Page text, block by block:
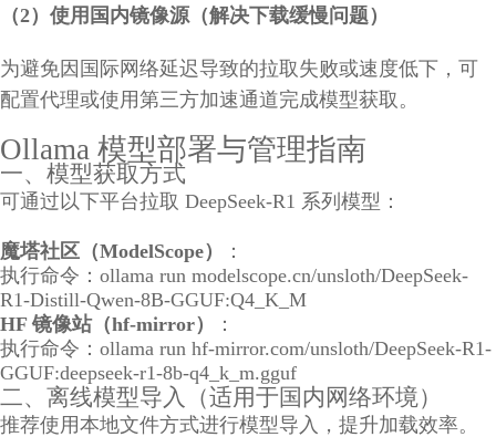
（2）使用国内镜像源（解决下载缓慢问题）
为避免因国际网络延迟导致的拉取失败或速度低下，可
配置代理或使用第三方加速通道完成模型获取。
Ollama 模型部署与管理指南
一、模型获取方式
可通过以下平台拉取 DeepSeek-R1 系列模型：
魔塔社区（ModelScope）
：
执行命令：ollama run modelscope.cn/unsloth/DeepSeek-
R1-Distill-Qwen-8B-GGUF:Q4_K_M
HF 镜像站（hf-mirror）
：
执行命令：ollama run hf-mirror.com/unsloth/DeepSeek-R1-
GGUF:deepseek-r1-8b-q4_k_m.gguf
二、离线模型导入（适用于国内网络环境）
推荐使用本地文件方式进行模型导入，提升加载效率。